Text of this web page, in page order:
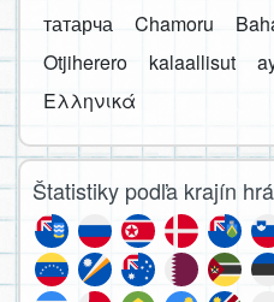
татарча
Chamoru
Otjiherero
kalaallisut
Ελληνικά
Štatistiky podľa krajín